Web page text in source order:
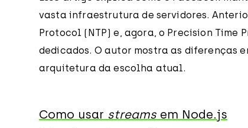
vasta infraestrutura de servidores.
Protocol (NTP) e, agora, o Precision Time
dedicados. O autor mostra as diferenças
arquitetura da escolha atual.
Como usar streams em Node.js